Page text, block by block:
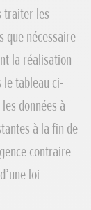
traiter les
que nécessaire
la réalisation
tableau ci-
données à
à la fin de
contraire
loi